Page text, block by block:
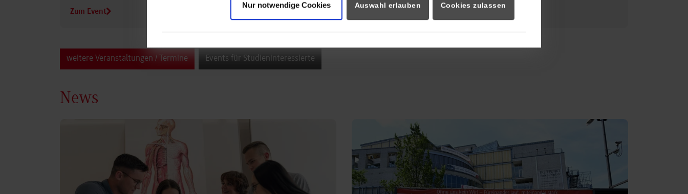
Nur notwendige Cookies Auswahl erlauben Cookies zulassen
Zum Event Zum Event
weitere Veranstaltungen / Termine Events für Studieninteressierte
News